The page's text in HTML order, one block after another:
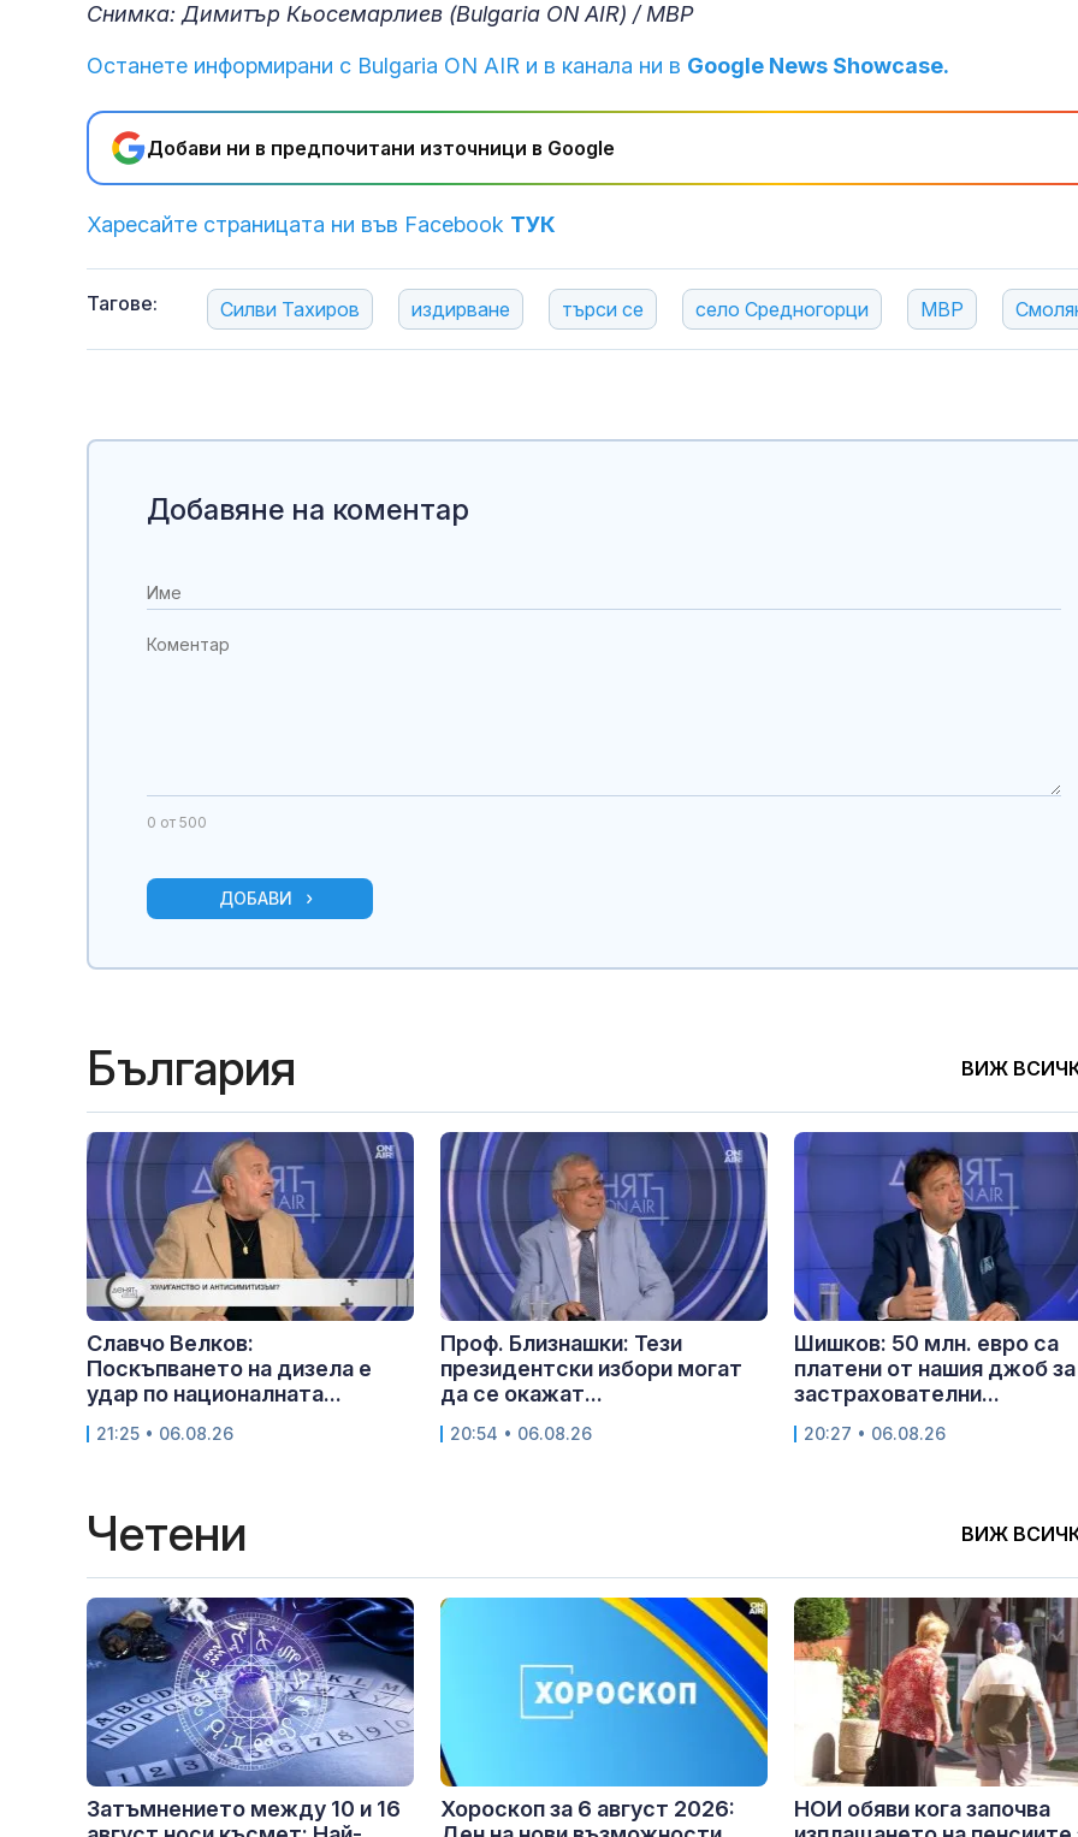
Снимка: Димитър Кьосемарлиев (Bulgaria ON AIR) / МВР
Останете информирани с Bulgaria ON AIR и в канала ни в Google News Showcase.
Добави ни в предпочитани източници в Google
Харесайте страницата ни във Facebook ТУК
Тагове: Силви Тахиров издирване търси се село Средногорци МВР
Добавяне на коментар
0 от 500
ДОБАВИ
България ВИЖ
Славчо Велков:
Поскъпването на дизела е
удар по националната...
21:25 • 06.08.26
Проф. Близнашки: Тези
президентски избори могат
да се окажат...
20:54 • 06.08.26
Шишков: 50 млн. евро са
платени от нашия джоб за
застрахователни...
20:27 • 06.08.26
Четени ВИЖ
Затъмнението между 10 и 16
Хороскоп за 6 август 2026:
НОИ обяви кога започва